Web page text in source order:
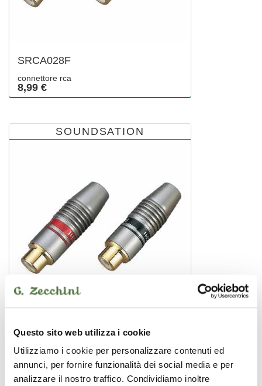
Questo sito web utilizza i cookie
Utilizziamo i cookie per personalizzare contenuti ed
annunci, per fornire funzionalità dei social media e per
analizzare il nostro traffico. Condividiamo inoltre
SRCA028F
connettore rca
8,99 €
SOUNDSATION
SRCA030F
connettore rca
8,99 €